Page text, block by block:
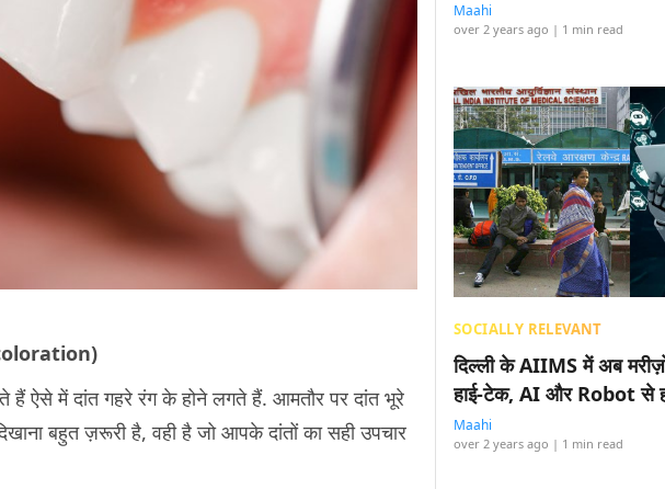
ऐसे में दांत गहरे रंग के होने लगते हैं. आमतौर पर दांत भूरे
बहुत ज़रूरी है, वही है जो आपके दांतों का सही उपचार
Maahi
over 2 years ago | 1 min read
SOCIALLY RELEVANT
दिल्ली के AIIMS में अब
हाई-टेक, AI और Robot से
Maahi
over 2 years ago | 1 min read